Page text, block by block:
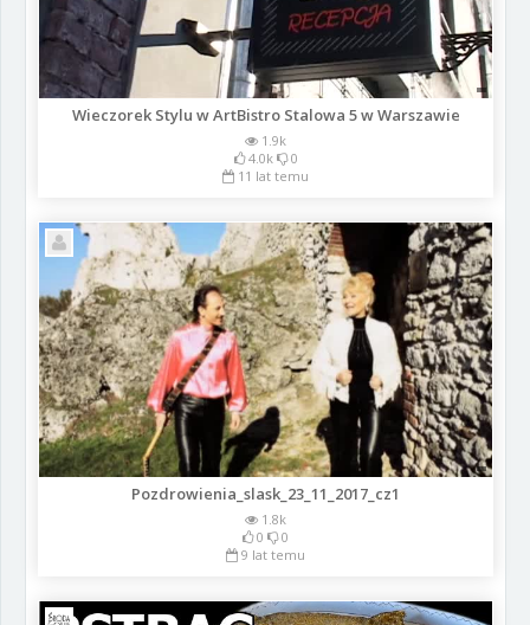
Wieczorek Stylu w ArtBistro Stalowa 5 w Warszawie
1.9k
4.0k
0
11 lat temu
Pozdrowienia_slask_23_11_2017_cz1
1.8k
0
0
9 lat temu